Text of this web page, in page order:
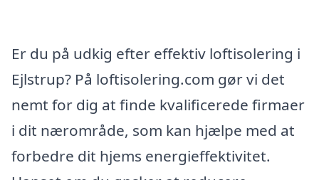
Er du på udkig efter effektiv loftisolering i
Ejlstrup? På loftisolering.com gør vi det
nemt for dig at finde kvalificerede firmaer
i dit nærområde, som kan hjælpe med at
forbedre dit hjems energieffektivitet.